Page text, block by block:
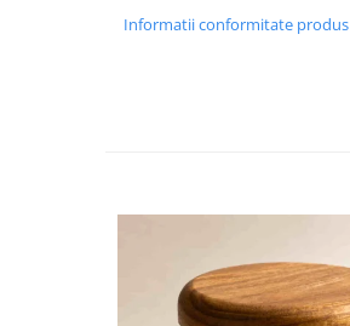
Informatii conformitate produs